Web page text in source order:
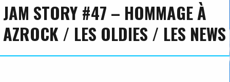
JAM STORY #47 – HOMMAGE À
AZROCK / LES OLDIES / LES NEWS